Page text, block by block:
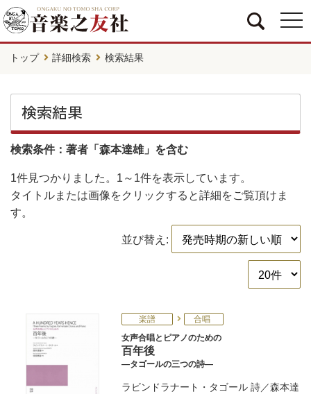
トップ 詳細検索 検索結果
検索結果
検索条件：著者「森本達雄」を含む
1件見つかりました。 1～1件を表示しています。
タイトルまたは画像をクリックすると詳細をご覧頂けま
す。
並び替え:
楽譜
合唱
女声合唱とピアノのための
百年後
―タゴールの三つの詩―
ラビンドラナート・タゴール 詩／森本達